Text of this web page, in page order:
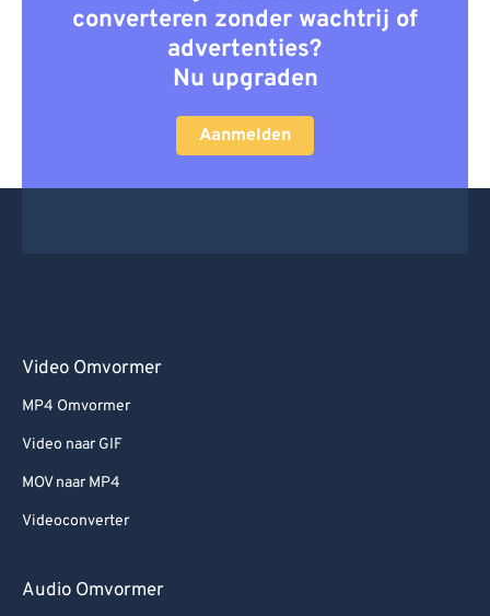
converteren zonder wachtrij of
advertenties?
Nu upgraden
Aanmelden
Video Omvormer
MP4 Omvormer
Video naar GIF
MOV naar MP4
Videoconverter
Audio Omvormer